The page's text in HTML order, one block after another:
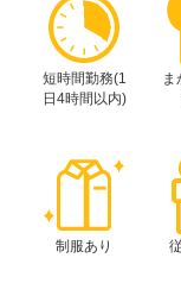
短時間勤務(1
日4時間以内)
ま
制服あり